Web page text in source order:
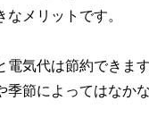
メリットです。
電気代は節約できま
季節によってはなか